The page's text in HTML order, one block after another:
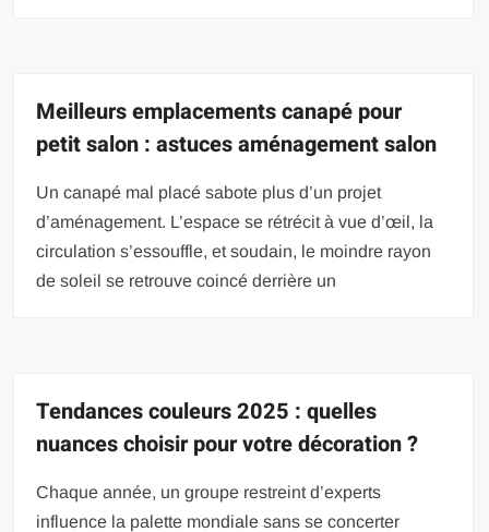
Meilleurs emplacements canapé pour
petit salon : astuces aménagement salon
Un canapé mal placé sabote plus d’un projet
d’aménagement. L’espace se rétrécit à vue d’œil, la
circulation s’essouffle, et soudain, le moindre rayon
de soleil se retrouve coincé derrière un
Tendances couleurs 2025 : quelles
nuances choisir pour votre décoration ?
Chaque année, un groupe restreint d’experts
influence la palette mondiale sans se concerter